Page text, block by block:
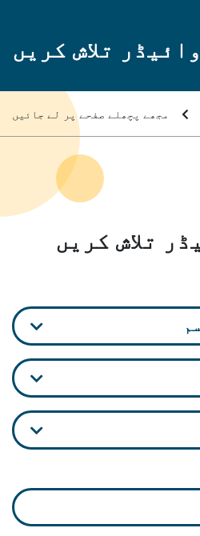
تلاش کریں
مجھے پچھلے صفحے پر لے جائیں
تلاش کریں